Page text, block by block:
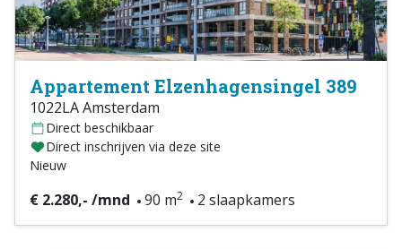
Appartement Elzenhagensingel 389
1022LA Amsterdam
Direct beschikbaar
Direct inschrijven via deze site
Nieuw
€ 2.280,- /mnd 90 m2 2 slaapkamers